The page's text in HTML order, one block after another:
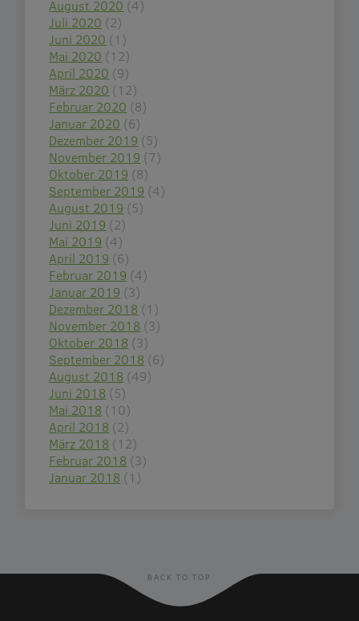
August 2020 (4)
Juli 2020 (2)
Juni 2020 (1)
Mai 2020 (12)
April 2020 (9)
März 2020 (12)
Februar 2020 (8)
Januar 2020 (6)
Dezember 2019 (5)
November 2019 (7)
Oktober 2019 (8)
September 2019 (4)
August 2019 (5)
Juni 2019 (2)
Mai 2019 (4)
April 2019 (6)
Februar 2019 (4)
Januar 2019 (3)
Dezember 2018 (1)
November 2018 (3)
Oktober 2018 (3)
September 2018 (6)
August 2018 (49)
Juni 2018 (5)
Mai 2018 (10)
April 2018 (2)
März 2018 (12)
Februar 2018 (3)
Januar 2018 (1)
BACK TO TOP